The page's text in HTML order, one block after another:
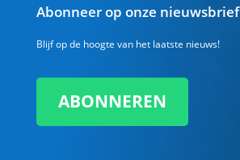
Abonneer op onze nieuwsbrief
Blijf op de hoogte van het laatste nieuws!
ABONNEREN